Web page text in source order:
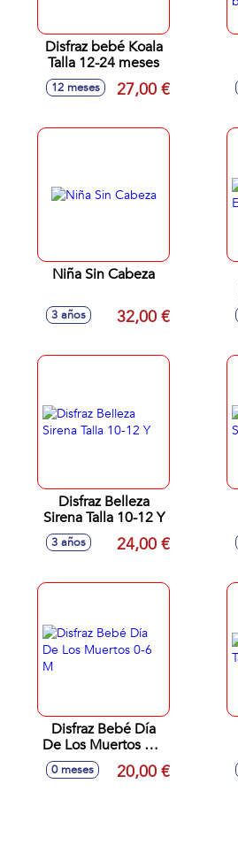
Disfraz bebé Koala
Talla 12-24 meses
12 meses 27,00 €
Niña Sin Cabeza
3 años 32,00 €
Disfraz Belleza
Sirena Talla 10-12 Y
3 años 24,00 €
Disfraz Bebé Día
De Los Muertos 0-6
M
0 meses 20,00 €